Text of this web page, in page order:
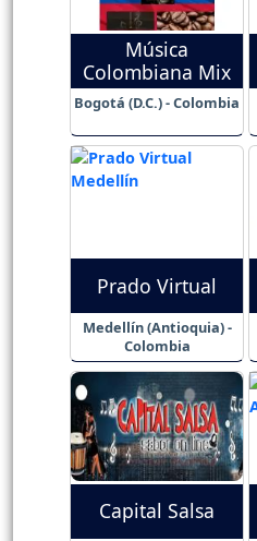
Música
Colombiana Mix
Bogotá (D.C.) - Colombia
Prado Virtual
Medellín (Antioquia) -
Colombia
Capital Salsa